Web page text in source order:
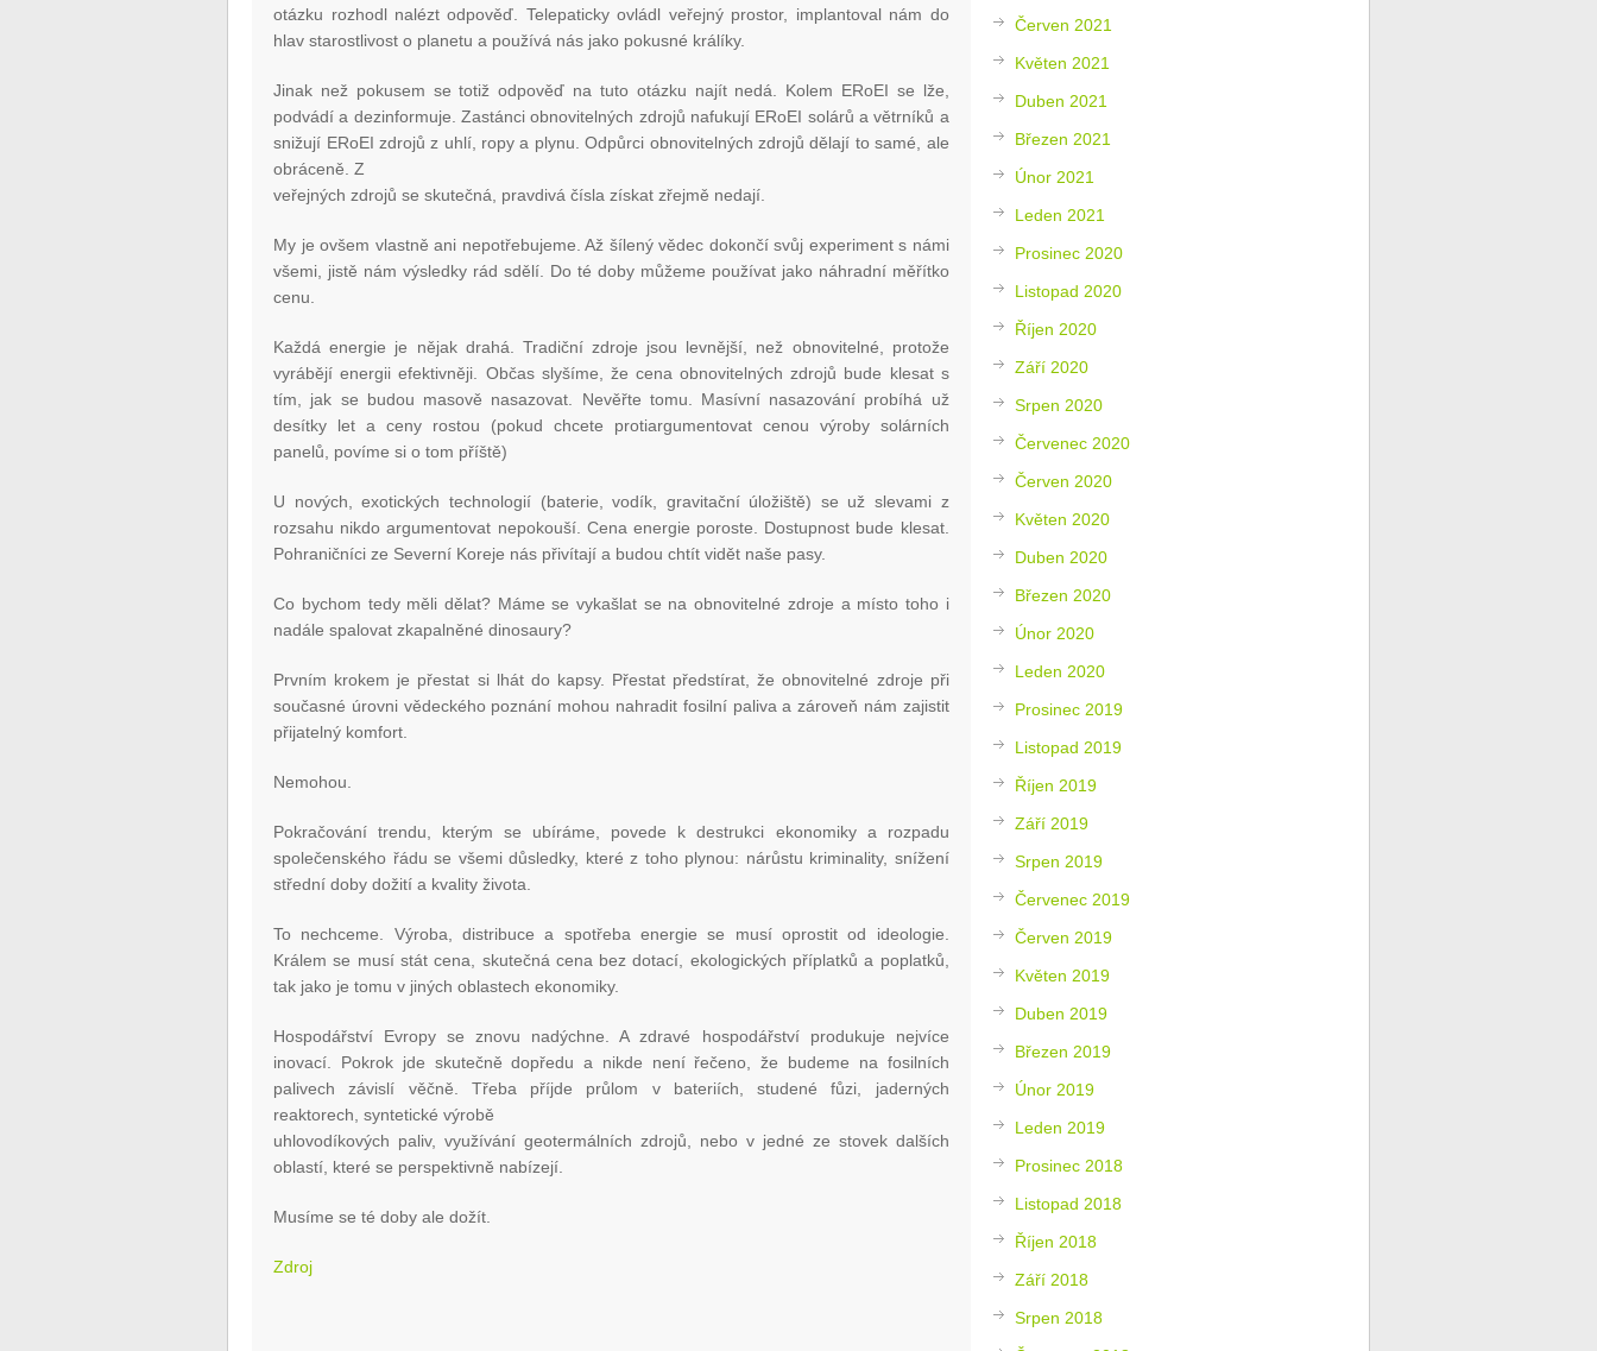
otázku rozhodl nalézt odpověď. Telepaticky ovládl veřejný prostor, implantoval nám do
hlav starostlivost o planetu a používá nás jako pokusné králíky.
Jinak než pokusem se totiž odpověď na tuto otázku najít nedá. Kolem ERoEI se lže,
podvádí a dezinformuje. Zastánci obnovitelných zdrojů nafukují ERoEI solárů a větrníků a
snižují ERoEI zdrojů z uhlí, ropy a plynu. Odpůrci obnovitelných zdrojů dělají to samé, ale
obráceně. Z
veřejných zdrojů se skutečná, pravdivá čísla získat zřejmě nedají.
My je ovšem vlastně ani nepotřebujeme. Až šílený vědec dokončí svůj experiment s námi
všemi, jistě nám výsledky rád sdělí. Do té doby můžeme používat jako náhradní měřítko
cenu.
Každá energie je nějak drahá. Tradiční zdroje jsou levnější, než obnovitelné, protože
vyrábějí energii efektivněji. Občas slyšíme, že cena obnovitelných zdrojů bude klesat s
tím, jak se budou masově nasazovat. Nevěřte tomu. Masívní nasazování probíhá už
desítky let a ceny rostou (pokud chcete protiargumentovat cenou výroby solárních
panelů, povíme si o tom příště)
U nových, exotických technologií (baterie, vodík, gravitační úložiště) se už slevami z
rozsahu nikdo argumentovat nepokouší. Cena energie poroste. Dostupnost bude klesat.
Pohraničníci ze Severní Koreje nás přivítají a budou chtít vidět naše pasy.
Co bychom tedy měli dělat? Máme se vykašlat se na obnovitelné zdroje a místo toho i
nadále spalovat zkapalněné dinosaury?
Prvním krokem je přestat si lhát do kapsy. Přestat předstírat, že obnovitelné zdroje při
současné úrovni vědeckého poznání mohou nahradit fosilní paliva a zároveň nám zajistit
přijatelný komfort.
Nemohou.
Pokračování trendu, kterým se ubíráme, povede k destrukci ekonomiky a rozpadu
společenského řádu se všemi důsledky, které z toho plynou: nárůstu kriminality, snížení
střední doby dožití a kvality života.
To nechceme. Výroba, distribuce a spotřeba energie se musí oprostit od ideologie.
Králem se musí stát cena, skutečná cena bez dotací, ekologických příplatků a poplatků,
tak jako je tomu v jiných oblastech ekonomiky.
Hospodářství Evropy se znovu nadýchne. A zdravé hospodářství produkuje nejvíce
inovací. Pokrok jde skutečně dopředu a nikde není řečeno, že budeme na fosilních
palivech závislí věčně. Třeba příjde průlom v bateriích, studené fůzi, jaderných
reaktorech, syntetické výrobě
uhlovodíkových paliv, využívání geotermálních zdrojů, nebo v jedné ze stovek dalších
oblastí, které se perspektivně nabízejí.
Musíme se té doby ale dožít.
Zdroj
Červen 2021
Květen 2021
Duben 2021
Březen 2021
Únor 2021
Leden 2021
Prosinec 2020
Listopad 2020
Říjen 2020
Září 2020
Srpen 2020
Červenec 2020
Červen 2020
Květen 2020
Duben 2020
Březen 2020
Únor 2020
Leden 2020
Prosinec 2019
Listopad 2019
Říjen 2019
Září 2019
Srpen 2019
Červenec 2019
Červen 2019
Květen 2019
Duben 2019
Březen 2019
Únor 2019
Leden 2019
Prosinec 2018
Listopad 2018
Říjen 2018
Září 2018
Srpen 2018